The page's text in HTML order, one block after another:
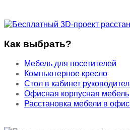
Как выбрать?
Мебель для посетителей
Компьютерное кресло
Стол в кабинет
Офисная корпусная мебель
Расстановка мебели в